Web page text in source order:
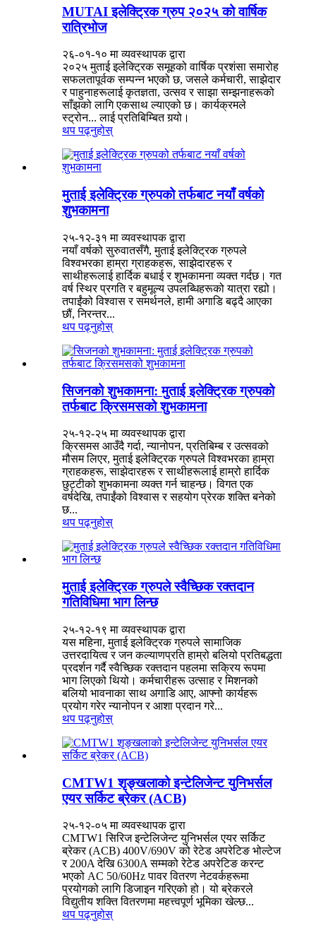
MUTAI इलेक्ट्रिक ग्रुप २०२५ को वार्षिक
रात्रिभोज
२६-०१-१० मा व्यवस्थापक द्वारा
२०२५ मुताई इलेक्ट्रिक समूहको वार्षिक प्रशंसा समारोह
सफलतापूर्वक सम्पन्न भएको छ, जसले कर्मचारी, साझेदार
र पाहुनाहरूलाई कृतज्ञता, उत्सव र साझा सम्झनाहरूको
साँझको लागि एकसाथ ल्याएको छ। कार्यक्रमले
स्ट्रोन... लाई प्रतिबिम्बित गर्‍यो।
थप पढ्नुहोस्
मुताई इलेक्ट्रिक ग्रुपको तर्फबाट नयाँ वर्षको
शुभकामना
२५-१२-३१ मा व्यवस्थापक द्वारा
नयाँ वर्षको सुरुवातसँगै, मुताई इलेक्ट्रिक ग्रुपले
विश्वभरका हाम्रा ग्राहकहरू, साझेदारहरू र
साथीहरूलाई हार्दिक बधाई र शुभकामना व्यक्त गर्दछ। गत
वर्ष स्थिर प्रगति र बहुमूल्य उपलब्धिहरूको यात्रा रह्यो।
तपाईंको विश्वास र समर्थनले, हामी अगाडि बढ्दै आएका
छौं, निरन्तर...
थप पढ्नुहोस्
सिजनको शुभकामना: मुताई इलेक्ट्रिक ग्रुपको
तर्फबाट क्रिसमसको शुभकामना
२५-१२-२५ मा व्यवस्थापक द्वारा
क्रिसमस आउँदै गर्दा, न्यानोपन, प्रतिबिम्ब र उत्सवको
मौसम लिएर, मुताई इलेक्ट्रिक ग्रुपले विश्वभरका हाम्रा
ग्राहकहरू, साझेदारहरू र साथीहरूलाई हाम्रो हार्दिक
छुट्टीको शुभकामना व्यक्त गर्न चाहन्छ। विगत एक
वर्षदेखि, तपाईंको विश्वास र सहयोग प्रेरक शक्ति बनेको
छ...
थप पढ्नुहोस्
मुताई इलेक्ट्रिक ग्रुपले स्वैच्छिक रक्तदान
गतिविधिमा भाग लिन्छ
२५-१२-१९ मा व्यवस्थापक द्वारा
यस महिना, मुताई इलेक्ट्रिक ग्रुपले सामाजिक
उत्तरदायित्व र जन कल्याणप्रति हाम्रो बलियो प्रतिबद्धता
प्रदर्शन गर्दै स्वैच्छिक रक्तदान पहलमा सक्रिय रूपमा
भाग लिएको थियो। कर्मचारीहरू उत्साह र मिशनको
बलियो भावनाका साथ अगाडि आए, आफ्नो कार्यहरू
प्रयोग गरेर न्यानोपन र आशा प्रदान गरे...
थप पढ्नुहोस्
CMTW1 शृङ्खलाको इन्टेलिजेन्ट युनिभर्सल
एयर सर्किट ब्रेकर (ACB)
२५-१२-०५ मा व्यवस्थापक द्वारा
CMTW1 सिरिज इन्टेलिजेन्ट युनिभर्सल एयर सर्किट
ब्रेकर (ACB) 400V/690V को रेटेड अपरेटिङ भोल्टेज
र 200A देखि 6300A सम्मको रेटेड अपरेटिङ करन्ट
भएको AC 50/60Hz पावर वितरण नेटवर्कहरूमा
प्रयोगको लागि डिजाइन गरिएको हो। यो ब्रेकरले
विद्युतीय शक्ति वितरणमा महत्त्वपूर्ण भूमिका खेल्छ...
थप पढ्नुहोस्